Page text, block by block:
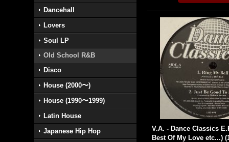
Dancehall
Lovers
Soul LP
Old School R&B
Disco
House (2000〜)
House (1990〜1999)
Latin House
Japanese Hip Hop
V.A. - Dance Classics
Best Of My Love etc...)